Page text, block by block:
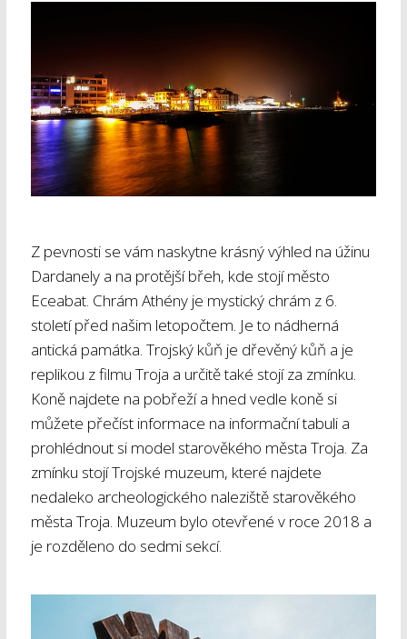
Z pevnosti se vám naskytne krásný výhled na úžinu
Dardanely a na protější břeh, kde stojí město
Eceabat. Chrám Athény je mystický chrám z 6.
století před našim letopočtem. Je to nádherná
antická památka. Trojský kůň je dřevěný kůň a je
replikou z filmu Troja a určitě také stojí za zmínku.
Koně najdete na pobřeží a hned vedle koně si
můžete přečíst informace na informační tabuli a
prohlédnout si model starověkého města Troja. Za
zmínku stojí Trojské muzeum, které najdete
nedaleko archeologického naleziště starověkého
města Troja. Muzeum bylo otevřené v roce 2018 a
je rozděleno do sedmi sekcí.